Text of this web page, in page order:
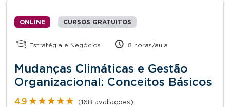
ONLINE CURSOS GRATUITOS
Estratégia e Negócios 8 horas/aula
Mudanças Climáticas e Gestão
Organizacional: Conceitos Básicos
4.9 ★★★★★
★★★★★ (168 avaliações)